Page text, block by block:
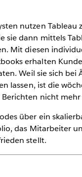
nutzen Tableau
sie dann mittels
Mit diesen
erhalten
Weil sie sich bei
lassen, ist die
nicht
über ein
das Mitarbeiter
stellt.